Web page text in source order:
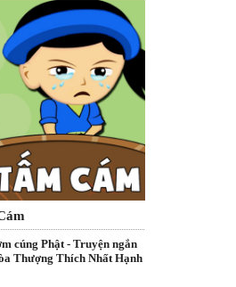
cúng Phật - Truyện ngắn
Thượng Thích Nhất Hạnh